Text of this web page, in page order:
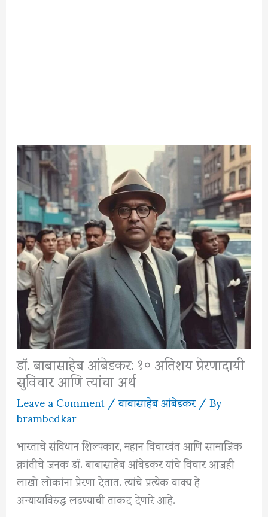
डॉ. बाबासाहेब आंबेडकर: १० अतिशय प्रेरणादायी
सुविचार आणि त्यांचा अर्थ
Leave a Comment/बाबासाहेब आंबेडकर/ By
brambedkar
भारताचे संविधान शिल्पकार, महान विचारवंत आणि सामाजिक
क्रांतीचे जनकडॉ. बाबासाहेब आंबेडकरयांचे विचार आजही
लाखो लोकांना प्रेरणा देतात. त्यांचे प्रत्येक वाक्य हे
अन्यायाविरुद्ध लढण्याची ताकद देणारे आहे.